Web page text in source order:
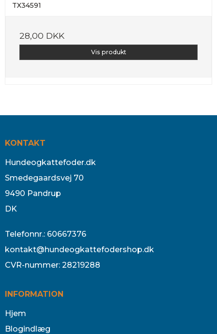
TX34591
28,00 DKK
Vis produkt
KONTAKT
Hundeogkattefoder.dk
Smedegaardsvej 70
9490 Pandrup
DK
Telefonnr.: 60667376
kontakt@hundeogkattefodershop.dk
CVR-nummer: 28219288
INFORMATION
Hjem
Blogindlæg